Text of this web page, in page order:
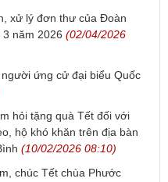
xử lý đơn thư của Đoàn
năm 2026 (02/04/2026
ứng cử đại biểu Quốc
hỏi tặng quà Tết đối với
hộ khó khăn trên địa bàn
(10/02/2026 08:10)
chúc Tết chùa Phước